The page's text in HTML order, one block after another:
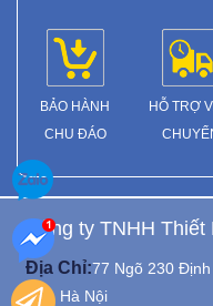
BẢO HÀNH
CHU ĐÁO
HỖ TRỢ
Công ty TNHH
Địa Chỉ:77 Ngõ 230
Mai, Hà Nội